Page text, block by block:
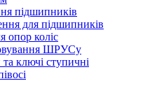
підшипників
для підшипників
опор коліс
ШРУСу
ключі ступичні